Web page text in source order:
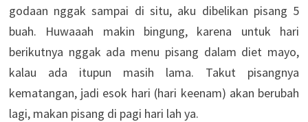
godaan nggak sampai di situ, aku dibelikan pisang 5
buah. Huwaaah makin bingung, karena untuk hari
berikutnya nggak ada menu pisang dalam diet mayo,
kalau ada itupun masih lama. Takut pisangnya
kematangan, jadi esok hari (hari keenam) akan berubah
lagi, makan pisang di pagi hari lah ya.